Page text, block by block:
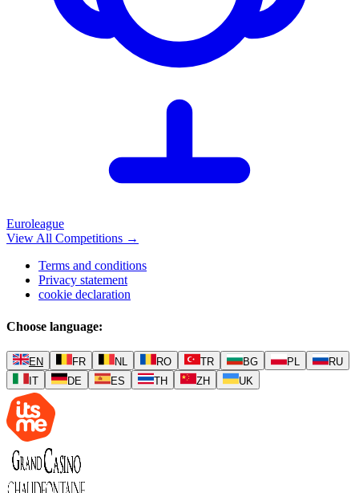
Euroleague
View All Competitions →
Terms and conditions
Privacy statement
cookie declaration
Choose language:
EN FR NL RO TR BG PL
RU
IT
DE ES TH ZH UK